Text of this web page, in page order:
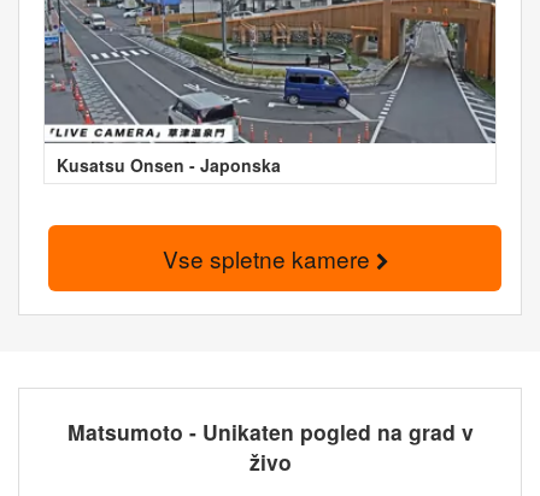
Kusatsu Onsen - Japonska
Vse spletne kamere
Matsumoto - Unikaten pogled na grad v
živo